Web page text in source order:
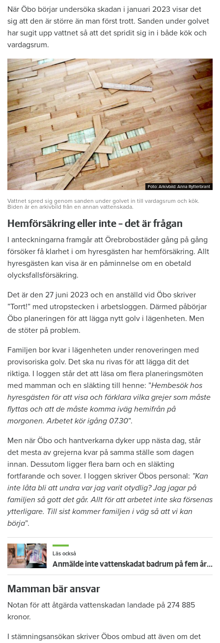
När Öbo börjar undersöka skadan i januari 2023 visar det
sig att den är större än man först trott. Sanden under golvet
har sugit upp vattnet så att det spridit sig in i både kök och
vardagsrum.
Foto: Arkivbild: Anna Rytterbrant
Foto: Arkivbild: Anna Rytterbrant
Vattnet spred sig genom sanden under golvet in till vardagsrum och kök.
Biden är en arkivbild från en annan vattenskada.
Hemförsäkring eller inte – det är frågan
I anteckningarna framgår att Örebrobostäder gång på gång
försöker få klarhet i om hyresgästen har hemförsäkring. Allt
hyresgästen kan visa är en påminnelse om en obetald
olycksfallsförsäkring.
Det är den 27 juni 2023 och en anställd vid Öbo skriver
”Torrt!” med utropstecken i arbetsloggen. Därmed påbörjar
Öbo planeringen för att lägga nytt golv i lägenheten. Men
de stöter på problem.
Familjen bor kvar i lägenheten under renoveringen med
provisoriska golv. Det ska nu rivas för att lägga dit det
riktiga. I loggen står det att läsa om flera planeringsmöten
med mamman och en släkting till henne: ”Hembesök hos
hyresgästen för att visa och förklara vilka grejer som måste
flyttas och att de måste komma iväg hemifrån på
morgonen. Arbetet kör igång 07.30”.
Men när Öbo och hantverkarna dyker upp nästa dag, står
det mesta av grejerna kvar på samma ställe som dagen
innan. Dessutom ligger flera barn och en släkting
fortfarande och sover. I loggen skriver Öbos personal: ”Kan
inte låta bli att undra var jag varit otydlig? Jag jagar på
familjen så gott det går. Allt för att arbetet inte ska försenas
ytterligare. Till sist kommer familjen i väg så att vi kan
börja”.
Läs också
Anmälde inte vattenskadat badrum på fem år – krävs på 125 000 kronor
Mamman bär ansvar
Notan för att åtgärda vattenskadan landade på 274 885
kronor.
I stämningsansökan skriver Öbos ombud att även om det